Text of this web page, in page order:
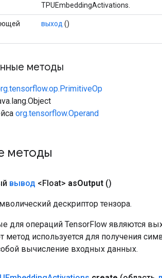
TPUEmbeddingActivations.
выход ()
методы
org.tensorflow.Operand
методы
вывод <Float> asOutput ()
дескриптор тензора.
для операций TensorFlow являются
метод используется для получения
вычисление входных данных.